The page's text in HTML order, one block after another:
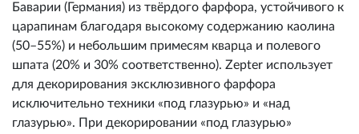
Баварии (Германия) из твёрдого фарфора, устойчивого к
царапинам благодаря высокому содержанию каолина
(50–55%) и небольшим примесям кварца и полевого
шпата (20% и 30% соответственно). Zepter использует
для декорирования эксклюзивного фарфора
исключительно техники «под глазурью» и «над
глазурью». При декорировании «под глазурью»